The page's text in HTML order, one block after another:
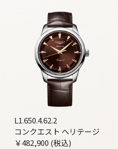
L1.650.4.62.2
コンクエスト ヘリテージ
￥482,900 (税込)